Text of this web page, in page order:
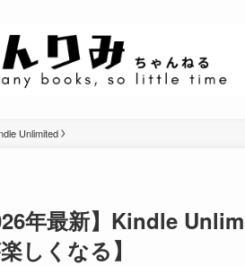
Unlimited
年最新】Kindle
しくなる】